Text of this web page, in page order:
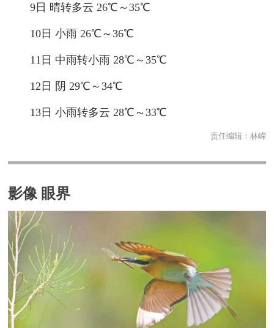
9日 晴转多云 26℃～35℃
10日 小雨 26℃～36℃
11日 中雨转小雨 28℃～35℃
12日 阴 29℃～34℃
13日 小雨转多云 28℃～33℃
责任编辑： 林嵘
影像 眼界